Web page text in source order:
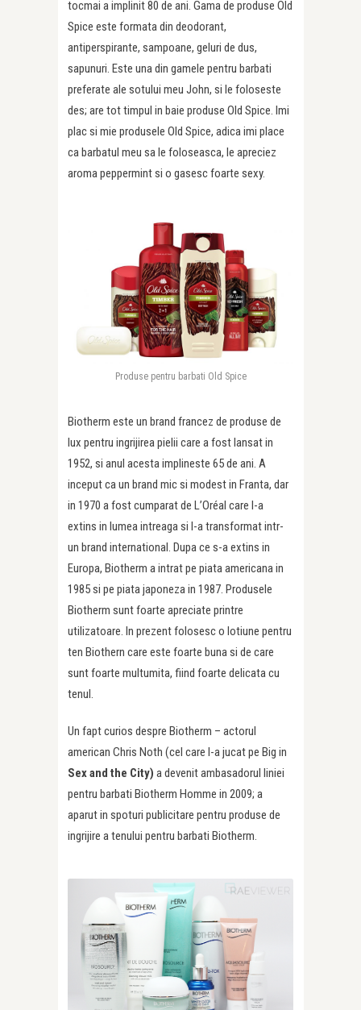
tocmai a implinit 80 de ani. Gama de produse Old
Spice este formata din deodorant,
antiperspirante, sampoane, geluri de dus,
sapunuri. Este una din gamele pentru barbati
preferate ale sotului meu John, si le foloseste
des; are tot timpul in baie produse Old Spice. Imi
plac si mie produsele Old Spice, adica imi place
ca barbatul meu sa le foloseasca, le apreciez
aroma peppermint si o gasesc foarte sexy.
Produse pentru barbati Old Spice
Biotherm este un brand francez de produse de
lux pentru ingrijirea pielii care a fost lansat in
1952, si anul acesta implineste 65 de ani. A
inceput ca un brand mic si modest in Franta, dar
in 1970 a fost cumparat de L’Oréal care l-a
extins in lumea intreaga si l-a transformat intr-
un brand international. Dupa ce s-a extins in
Europa, Biotherm a intrat pe piata americana in
1985 si pe piata japoneza in 1987. Produsele
Biotherm sunt foarte apreciate printre
utilizatoare. In prezent folosesc o lotiune pentru
ten Biothern care este foarte buna si de care
sunt foarte multumita, fiind foarte delicata cu
tenul.
Un fapt curios despre Biotherm – actorul
american Chris Noth (cel care l-a jucat pe Big in
Sex and the City) a devenit ambasadorul liniei
pentru barbati Biotherm Homme in 2009; a
aparut in spoturi publicitare pentru produse de
ingrijire a tenului pentru barbati Biotherm.